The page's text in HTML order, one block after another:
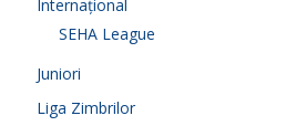
Internațional
SEHA League
Juniori
Liga Zimbrilor